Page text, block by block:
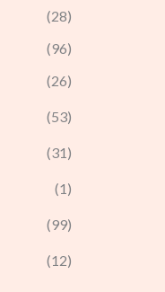
(28)
(96)
(26)
(53)
(31)
(1)
(99)
(12)